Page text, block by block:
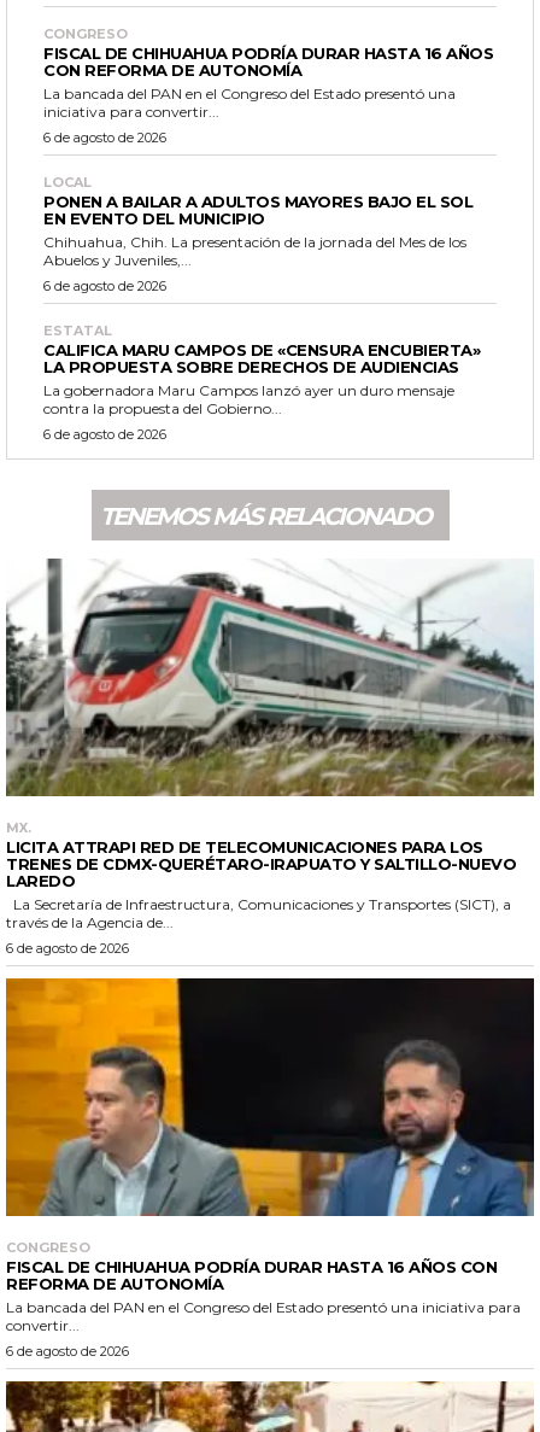
CONGRESO
FISCAL DE CHIHUAHUA PODRÍA DURAR HASTA 16 AÑOS
CON REFORMA DE AUTONOMÍA
La bancada del PAN en el Congreso del Estado presentó una
iniciativa para convertir...
6 de agosto de 2026
LOCAL
PONEN A BAILAR A ADULTOS MAYORES BAJO EL SOL
EN EVENTO DEL MUNICIPIO
Chihuahua, Chih. La presentación de la jornada del Mes de los
Abuelos y Juveniles,...
6 de agosto de 2026
ESTATAL
CALIFICA MARU CAMPOS DE «CENSURA ENCUBIERTA»
LA PROPUESTA SOBRE DERECHOS DE AUDIENCIAS
La gobernadora Maru Campos lanzó ayer un duro mensaje
contra la propuesta del Gobierno...
6 de agosto de 2026
TENEMOS MÁS RELACIONADO
MX.
LICITA ATTRAPI RED DE TELECOMUNICACIONES PARA LOS
TRENES DE CDMX-QUERÉTARO-IRAPUATO Y SALTILLO-NUEVO
LAREDO
través de la Agencia de...
6 de agosto de 2026
CONGRESO
FISCAL DE CHIHUAHUA PODRÍA DURAR HASTA 16 AÑOS CON
REFORMA DE AUTONOMÍA
La bancada del PAN en el Congreso del Estado presentó una iniciativa para
convertir...
6 de agosto de 2026